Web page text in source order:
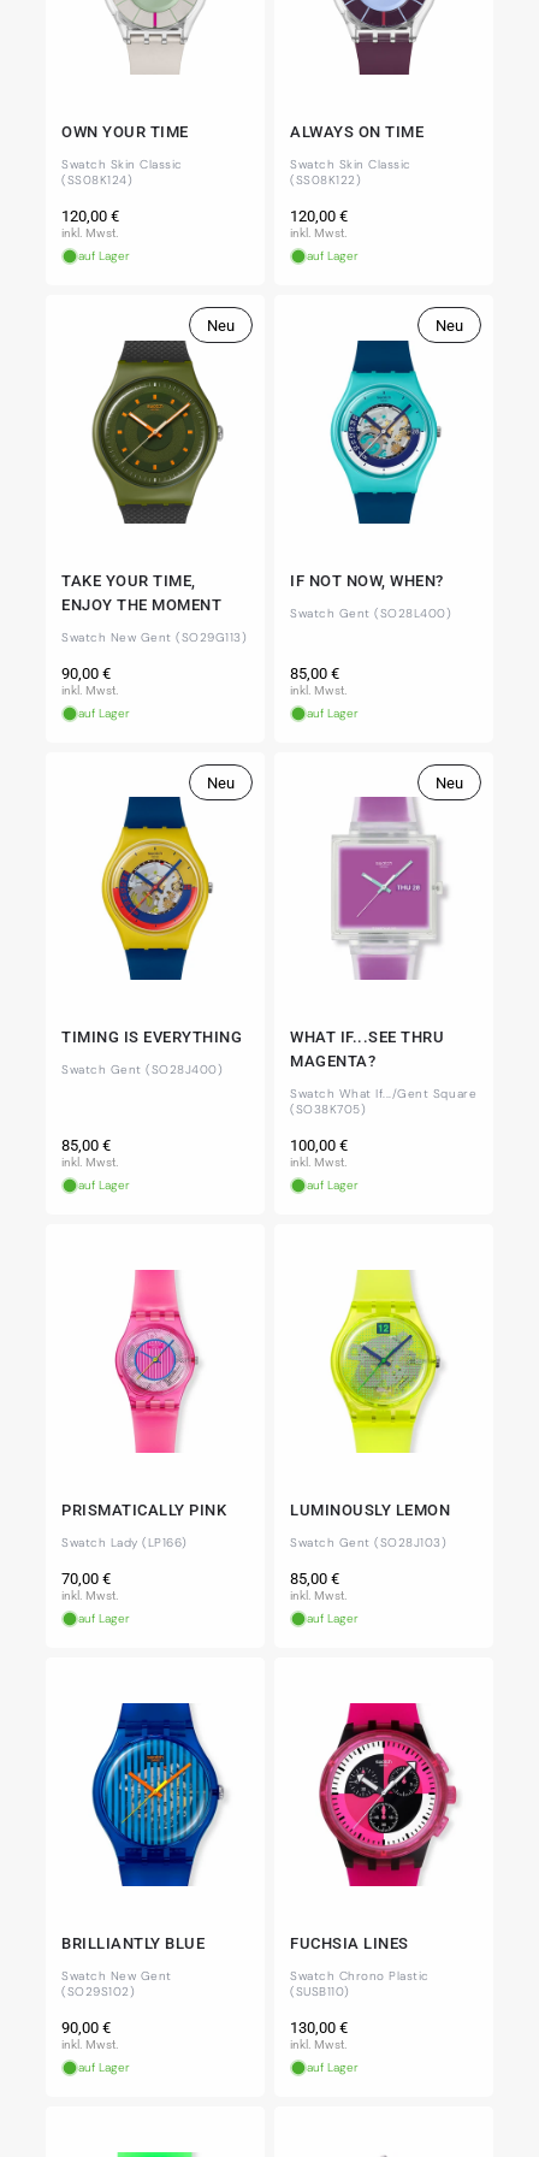
OWN YOUR TIME
Swatch Skin Classic
(SS08K124)
Normaler
Preis
120,00 €
inkl. Mwst.
auf Lager
ALWAYS ON TIME
Swatch Skin Classic
(SS08K122)
Normaler
Preis
120,00 €
inkl. Mwst.
auf Lager
Neu
TAKE YOUR TIME,
ENJOY THE MOMENT
Swatch New Gent (SO29G113)
Normaler
Preis
90,00 €
inkl. Mwst.
auf Lager
Neu
IF NOT NOW, WHEN?
Swatch Gent (SO28L400)
Normaler
Preis
85,00 €
inkl. Mwst.
auf Lager
Neu
TIMING IS EVERYTHING
Swatch Gent (SO28J400)
Normaler
Preis
85,00 €
inkl. Mwst.
auf Lager
Neu
WHAT IF...SEE THRU
MAGENTA?
Swatch What If.../Gent Square
(SO38K705)
Normaler
Preis
100,00 €
inkl. Mwst.
auf Lager
PRISMATICALLY PINK
Swatch Lady (LP166)
Normaler
Preis
70,00 €
inkl. Mwst.
auf Lager
LUMINOUSLY LEMON
Swatch Gent (SO28J103)
Normaler
Preis
85,00 €
inkl. Mwst.
auf Lager
BRILLIANTLY BLUE
Swatch New Gent
(SO29S102)
Normaler
Preis
90,00 €
inkl. Mwst.
auf Lager
FUCHSIA LINES
Swatch Chrono Plastic
(SUSB110)
Normaler
Preis
130,00 €
inkl. Mwst.
auf Lager